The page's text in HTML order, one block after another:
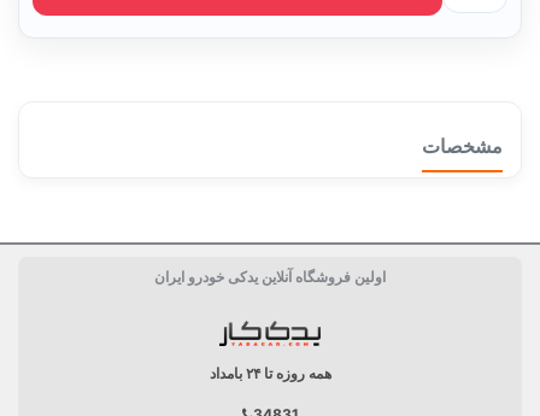
مشخصات
اولین فروشگاه آنلاین یدکی خودرو ایران
همه روزه تا ۲۴ بامداد